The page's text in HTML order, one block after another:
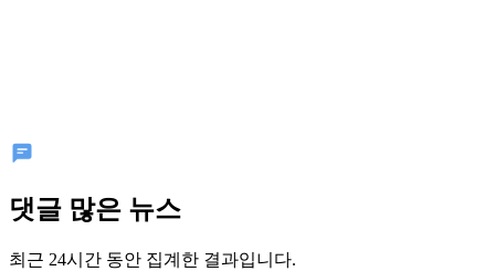
댓글 많은 뉴스
최근 24시간 동안 집계한 결과입니다.